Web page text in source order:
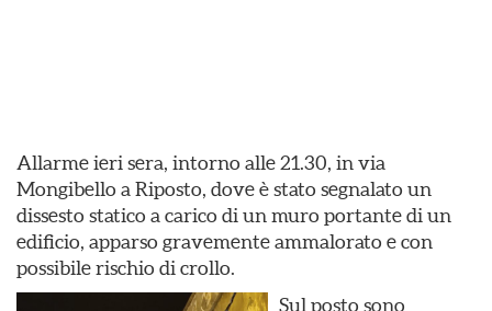
Allarme ieri sera, intorno alle 21.30, in via
Mongibello a Riposto, dove è stato segnalato un
dissesto statico a carico di un muro portante di un
edificio, apparso gravemente ammalorato e con
possibile rischio di crollo.
Sul posto sono